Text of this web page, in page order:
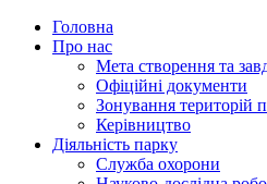
Головна
Про нас
Мета створення та
Офіційні документи
Зонування територій
Керівництво
Діяльність парку
Служба охорони